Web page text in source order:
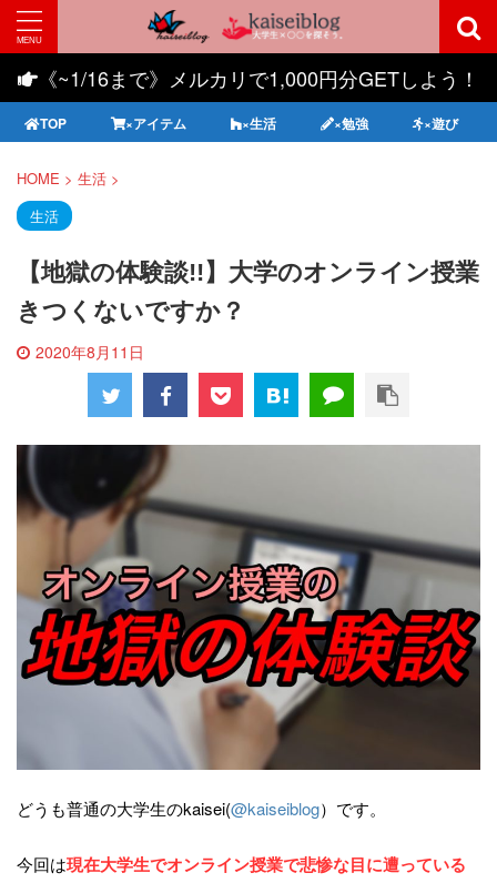
《~1/16まで》メルカリで1,000円分GETしよう！
TOP ×アイテム ×生活 ×勉強 ×遊び
HOME > 生活 >
生活
【地獄の体験談!!】大学のオンライン授業
きつくないですか？
2020年8月11日
どうも普通の大学生のkaisei(@kaiseiblog）です。
今回は現在大学生でオンライン授業で悲惨な目に遭っている